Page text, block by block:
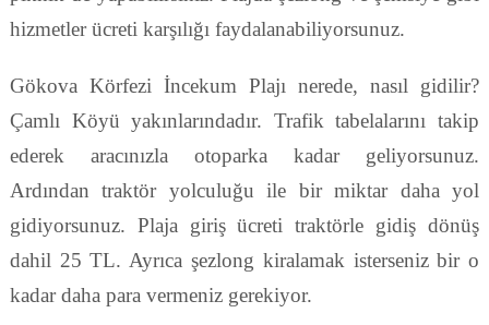
hizmetler ücreti karşılığı faydalanabiliyorsunuz.
Gökova Körfezi İncekum Plajı nerede, nasıl gidilir?
Çamlı Köyü yakınlarındadır. Trafik tabelalarını takip
ederek aracınızla otoparka kadar geliyorsunuz.
Ardından traktör yolculuğu ile bir miktar daha yol
gidiyorsunuz. Plaja giriş ücreti traktörle gidiş dönüş
dahil 25 TL. Ayrıca şezlong kiralamak isterseniz bir o
kadar daha para vermeniz gerekiyor.